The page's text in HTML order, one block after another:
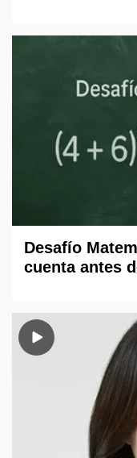
Desafío
cuenta antes